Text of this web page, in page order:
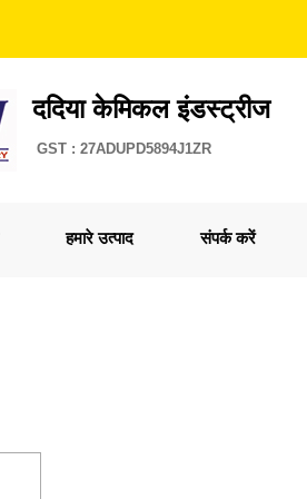
ददिया केमिकल इंडस्ट्रीज
GST : 27ADUPD5894J1ZR
हमारे उत्पाद संपर्क करें